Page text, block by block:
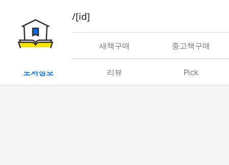
book/rent/[id]
대여 새책구매 중고책구매
도서정보 리뷰 Pick